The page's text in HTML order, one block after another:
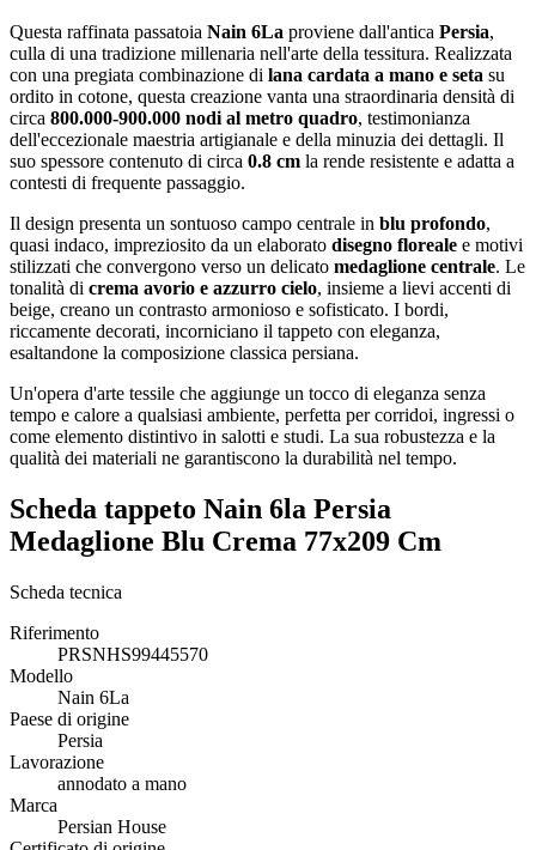
Questa raffinata passatoia Nain 6La proviene dall'antica Persia,
culla di una tradizione millenaria nell'arte della tessitura. Realizzata
con una pregiata combinazione di lana cardata a mano e seta su
ordito in cotone, questa creazione vanta una straordinaria densità di
circa 800.000-900.000 nodi al metro quadro, testimonianza
dell'eccezionale maestria artigianale e della minuzia dei dettagli. Il
suo spessore contenuto di circa 0.8 cm la rende resistente e adatta a
contesti di frequente passaggio.
Il design presenta un sontuoso campo centrale in blu profondo,
quasi indaco, impreziosito da un elaborato disegno floreale e motivi
stilizzati che convergono verso un delicato medaglione centrale. Le
tonalità di crema avorio e azzurro cielo, insieme a lievi accenti di
beige, creano un contrasto armonioso e sofisticato. I bordi,
riccamente decorati, incorniciano il tappeto con eleganza,
esaltandone la composizione classica persiana.
Un'opera d'arte tessile che aggiunge un tocco di eleganza senza
tempo e calore a qualsiasi ambiente, perfetta per corridoi, ingressi o
come elemento distintivo in salotti e studi. La sua robustezza e la
qualità dei materiali ne garantiscono la durabilità nel tempo.
Scheda tappeto Nain 6la Persia
Medaglione Blu Crema 77x209 Cm
Scheda tecnica
Riferimento
PRSNHS99445570
Modello
Nain 6La
Paese di origine
Persia
Lavorazione
annodato a mano
Marca
Persian House